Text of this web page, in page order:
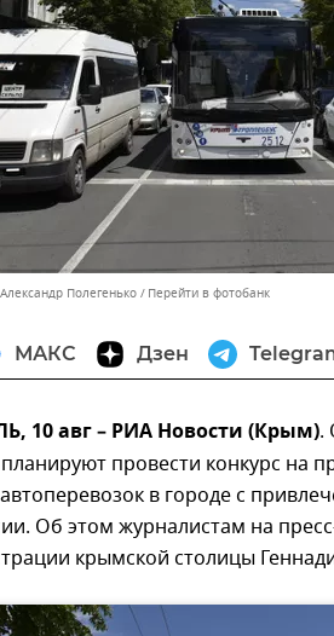
Полегенько Перейти в фотобанк
МАКС Дзен
10 авг – РИА Новости (Крым).
провести конкурс на
в городе с
Об этом журналистам на
крымской столицы